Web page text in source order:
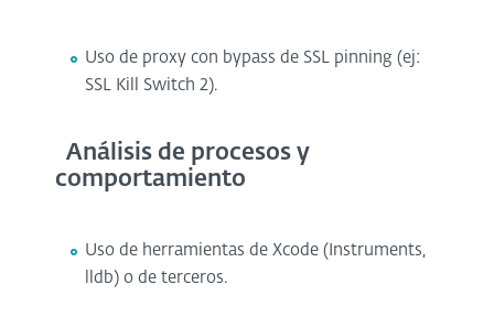
Uso de proxy con bypass de SSL pinning (ej:
SSL Kill Switch 2).
Análisis de procesos y
comportamiento
Uso de herramientas de Xcode (Instruments,
lldb) o de terceros.